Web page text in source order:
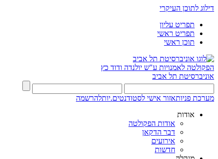
דילוג לתוכן העיקרי
תפריט עליון
תפריט ראשי
תוכן ראשי
הפקולטה לאמנויות ע"ש יולנדה ודוד כץ
אוניברסיטת תל אביב
מערכת פניותאזור אישי לסטודנטים.יותלהרשמה
אודות
אודות הפקולטה
דבר הדקאן
אירועים
חדשות